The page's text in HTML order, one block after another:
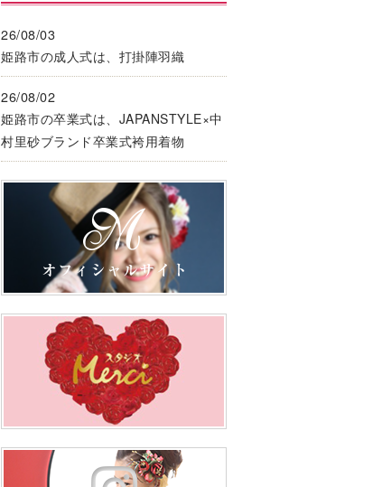
26/08/03
姫路市の成人式は、打掛陣羽織
26/08/02
姫路市の卒業式は、JAPANSTYLE×中
村里砂ブランド卒業式袴用着物